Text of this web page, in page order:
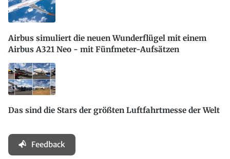
Airbus simuliert die neuen Wunderflügel mit einem
Airbus A321 Neo - mit Fünfmeter-Aufsätzen
Das sind die Stars der größten Luftfahrtmesse der Welt
Feedback